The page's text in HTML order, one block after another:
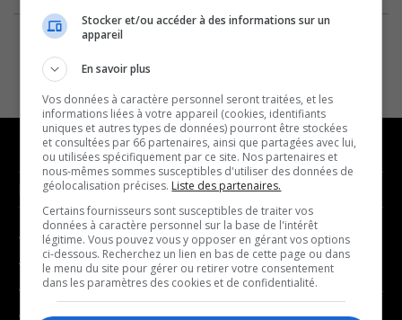
NOUVELLES
- Affaires municipales
- Communauté / Social
- Culture
- Économie
MUSIQUE
- Décompte franco
- Joué récemment
BALADOS
Stocker et/ou accéder à des informations sur un
appareil
En savoir plus
Vos données à caractère personnel seront traitées, et les
informations liées à votre appareil (cookies, identifiants
uniques et autres types de données) pourront être stockées
et consultées par 66 partenaires, ainsi que partagées avec lui,
ou utilisées spécifiquement par ce site. Nos partenaires et
nous-mêmes sommes susceptibles d'utiliser des données de
géolocalisation précises. Liste des partenaires.
Certains fournisseurs sont susceptibles de traiter vos
données à caractère personnel sur la base de l'intérêt
légitime. Vous pouvez vous y opposer en gérant vos options
ci-dessous. Recherchez un lien en bas de cette page ou dans
le menu du site pour gérer ou retirer votre consentement
dans les paramètres des cookies et de confidentialité.